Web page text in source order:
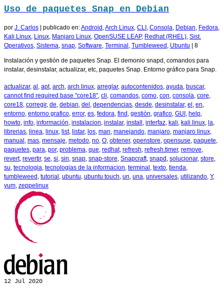
Uso de paquetes Snap en Debian
por J. Carlos publicado en:Android ,Arch Linux, CLI , Consola, Debian, Fedora,
Kali Linux, Linux, Manjaro Linux, OpenSUSE LEAP, Redhat (RHEL), Sist.
Operativos, Sistema, snap, Software, Terminal , Tumbleweed , Ubuntu 8
Instalación y gestión de paquetes Snap. El demonio snapd, comandos para
instalar, desinstalar, actualizar, etc, paquetes Snap. Entorno gráfico para Snap.
actualizar, al , apt, arch, arch linux, arreglar, autocontenidos, ayuda, buscar,
cannot find required base "core18", cli, comandos, como, con, consola, core,
core18, corregir, de, debian, del , dependencias, desde, desinstalar, el , en,
entorno, entorno grafico, error, es, fedora, find , gestión, grafico, GUI , help,
howto, info, información, instalacion, instalar, install , interfaz, kali, kali linux, la,
librerias, linea, linux, list, listar, los, man, manejando, manjaro, manjaro linux,
manual , mas, mensaje, metodo, no, O, obtener, openstore, opensuse, paquete,
paquetes, para, por, problema, que, redhat, refresh, refresh.timer, remove,
revert, revertir, se, si, sin, snap, snap-store, Snapcraft, snapd , solucionar, store,
su, tecnologia, tecnologias de la informacion, terminal , texto, tienda,
tumbleweed , tutorial , ubuntu, ubuntu touch, un, una, universales, utilizando, Y,
yum, zeppelinux
12 Jul 2020